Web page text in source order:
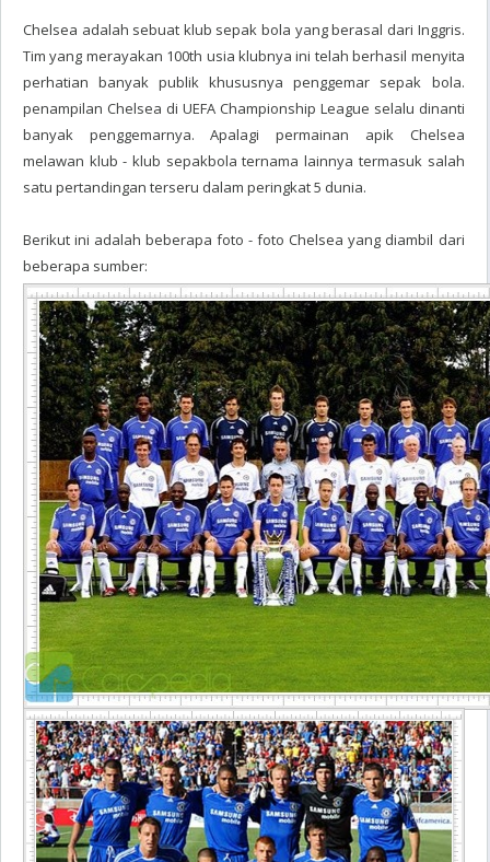
Chelsea adalah sebuat klub sepak bola yang berasal dari Inggris.
Tim yang merayakan 100th usia klubnya ini telah berhasil menyita
perhatian banyak publik khususnya penggemar sepak bola.
penampilan Chelsea di UEFA Championship League selalu dinanti
banyak penggemarnya. Apalagi permainan apik Chelsea
melawan klub - klub sepakbola ternama lainnya termasuk salah
satu pertandingan terseru dalam peringkat 5 dunia.
Berikut ini adalah beberapa foto - foto Chelsea yang diambil dari
beberapa sumber: